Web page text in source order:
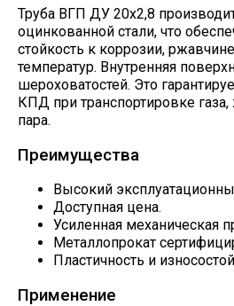
Труба ВГП ДУ 20х2,8
оцинкованной стали, что
стойкость к коррозии,
температур. Внутренняя
шероховатостей. Это
КПД при транспортировке газа,
пара.
Преимущества
Высокий
Доступная цена.
Усиленная механическая
Металлопрокат
Пластичность и
Применение